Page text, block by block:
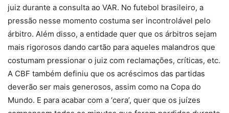
juiz durante a consulta ao VAR. No futebol brasileiro, a
pressão nesse momento costuma ser incontrolável pelo
árbitro. Além disso, a entidade quer que os árbitros sejam
mais rigorosos dando cartão para aqueles malandros que
costumam pressionar o juiz com reclamações, críticas, etc.
A CBF também definiu que os acréscimos das partidas
deverão ser mais generosos, assim como na Copa do
Mundo. E para acabar com a ‘cera’, quer que os juízes